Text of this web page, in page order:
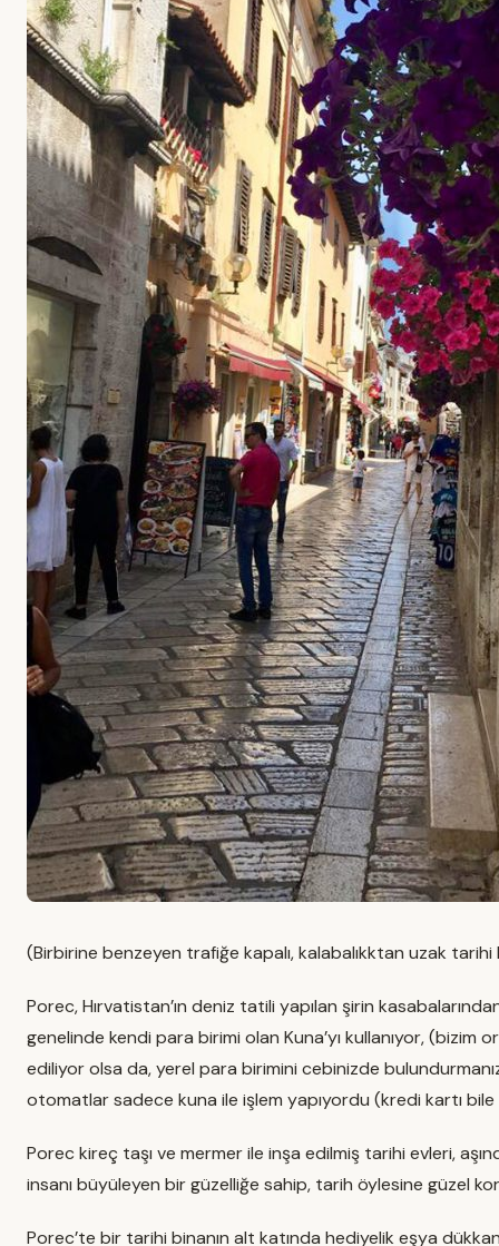
(Birbirine benzeyen trafiğe kapalı, kalabalıkktan uzak
Porec, Hırvatistan’ın deniz tatili yapılan şirin
genelinde kendi para birimi olan Kuna’yı kullanıyor,
ediliyor olsa da, yerel para birimini cebinizde
otomatlar sadece kuna ile işlem yapıyordu (kredi kartı
Porec kireç taşı ve mermer ile inşa edilmiş tarihi evleri,
insanı büyüleyen bir güzelliğe sahip, tarih öylesine güzel
Porec’te bir tarihi binanın alt katında hediyelik eşya